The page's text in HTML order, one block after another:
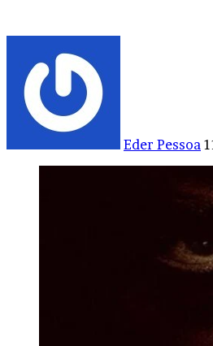
Eder Pessoa